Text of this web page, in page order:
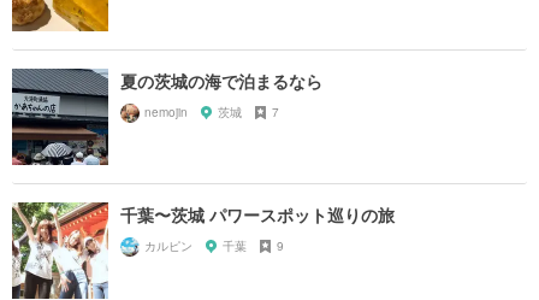
夏の茨城の海で泊まるなら
nemojin 茨城 7
千葉〜茨城 パワースポット巡りの旅
カルピン 千葉 9